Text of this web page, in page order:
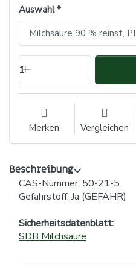
Auswahl
1
Merken Vergleichen
Beschreibung
CAS-Nummer: 50-21-5
Gefahrstoff: Ja (GEFAHR)
Sicherheitsdatenblatt:
SDB Milchsäure